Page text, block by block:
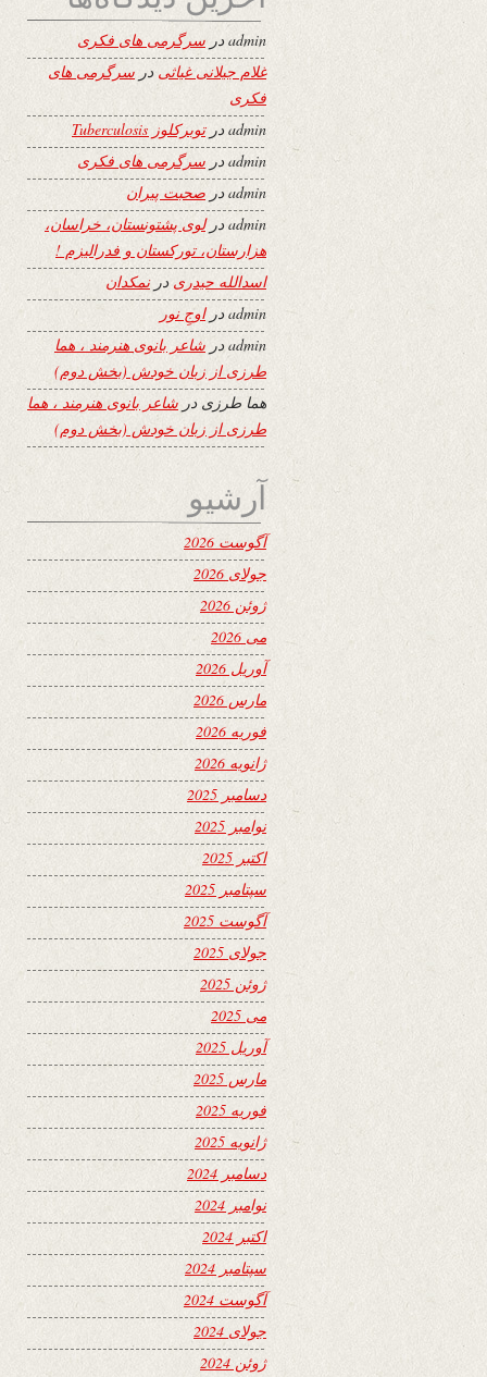
adminدر سرگرمی های فکری
غلام جیلانی غیاثی در سرگرمی های
فکری
adminدرتوبرکلوز Tuberculosis
adminدر سرگرمی های فکری
adminدر صحبت پیران
adminدرلوی پشتونستان، خراسان،
هزارستان، تورکستان و فدرالیزم !
اسدالله حیدری درنمکدان
adminدراوجِ نور
adminدر شاعر بانوی هنرمند ، هما
طرزی از زبان خودش (بخش دوم)
هما طرزی در شاعر بانوی هنرمند ، هما
طرزی از زبان خودش (بخش دوم)
آرشیو
آگوست 2026
جولای 2026
ژوئن 2026
می 2026
آوریل 2026
مارس 2026
فوریه 2026
ژانویه 2026
دسامبر 2025
نوامبر 2025
اکتبر 2025
سپتامبر 2025
آگوست 2025
جولای 2025
ژوئن 2025
می 2025
آوریل 2025
مارس 2025
فوریه 2025
ژانویه 2025
دسامبر 2024
نوامبر 2024
اکتبر 2024
سپتامبر 2024
آگوست 2024
جولای 2024
ژوئن 2024